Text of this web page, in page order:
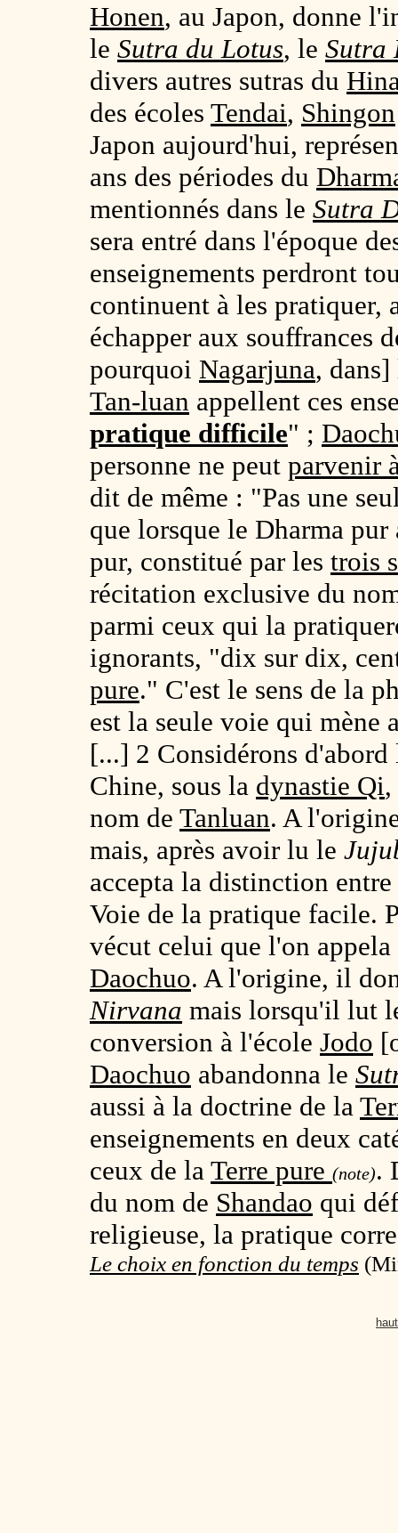
Honen, au Japon, donne
le Sutra du Lotus, le Sutra
divers autres sutras du
des écoles Tendai, Shingon
Japon aujourd'hui,
ans des périodes du
mentionnés dans le Sutra
sera entré dans l'époque
enseignements perdront
continuent à les pratiquer,
échapper aux souffrances
pourquoi Nagarjuna,
Tan-luan appellent ces
pratique difficile" ;
personne ne peut parvenir
dit de même : "Pas une
que lorsque le Dharma
pur, constitué par les trois
récitation exclusive du
parmi ceux qui la
ignorants, "dix sur dix,
pure." C'est le sens de la
est la seule voie qui mène
[...] 2 Considérons
Chine, sous la dynastie Qi
nom de Tanluan. A
mais, après avoir lu le
accepta la distinction
Voie de la pratique facile.
vécut celui que l'on
Daochuo. A l'origine, il
Nirvana mais lorsqu'il lut
conversion à l'école Jodo
Daochuo abandonna le
aussi à la doctrine de la
enseignements en deux
ceux de la Terre pure (note).
du nom de Shandao qui
religieuse, la pratique
Le choix en fonction du temps